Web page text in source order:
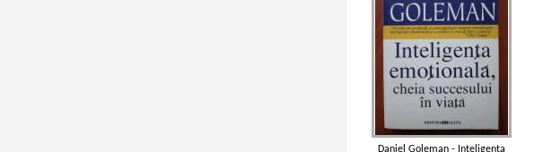
Daniel Goleman - Inteligenta